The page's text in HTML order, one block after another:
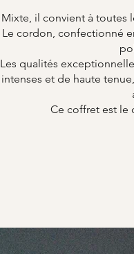
Mixte, il convient à toutes
Le cordon, confectionné
Les qualités
intenses et de haute
Ce coffret est le